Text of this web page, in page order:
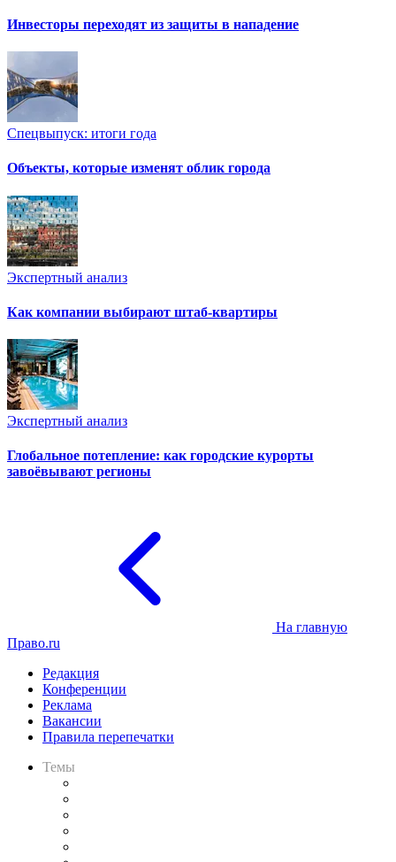
Инвесторы переходят из защиты в нападение
Спецвыпуск: итоги года
Объекты, которые изменят облик города
Экспертный анализ
Как компании выбирают штаб-квартиры
Экспертный анализ
Глобальное потепление: как городские курорты
завоёвывают регионы
На главную
Право.ru
Редакция
Конференции
Реклама
Вакансии
Правила перепечатки
Темы